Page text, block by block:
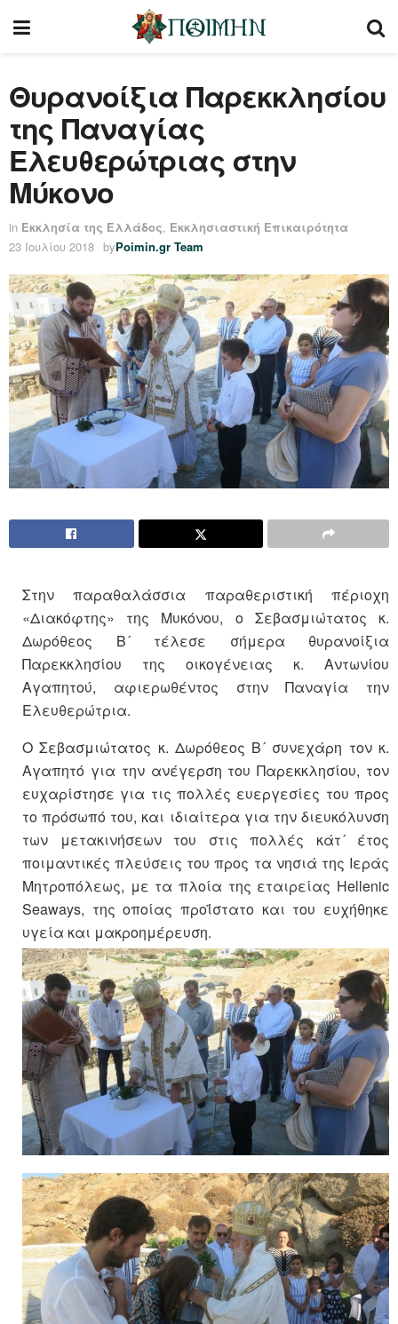
Θυρανοίξια Παρεκκλησίου
της Παναγίας
Ελευθερώτριας στην
Μύκονο
in Εκκλησία της Ελλάδος, Εκκλησιαστική Επικαιρότητα
23 Ιουλίου 2018 byPoimin.gr Team
Στην παραθαλάσσια παραθεριστική πέριοχη
«Διακόφτης» της Μυκόνου, ο Σεβασμιώτατος κ.
Δωρόθεος Β´ τέλεσε σήμερα θυρανοίξια
Παρεκκλησίου της οικογένειας κ. Αντωνίου
Αγαπητού, αφιερωθέντος στην Παναγία την
Ελευθερώτρια.
Ο Σεβασμιώτατος κ. Δωρόθεος Β´ συνεχάρη τον κ.
Αγαπητό για την ανέγερση του Παρεκκλησίου, τον
ευχαρίστησε για τις πολλές ευεργεσίες του προς
το πρόσωπό του, και ιδιαίτερα για την διευκόλυνση
των μετακινήσεων του στις πολλές κάτ´ έτος
ποιμαντικές πλεύσεις του προς τα νησιά της Ιεράς
Μητροπόλεως, με τα πλοία της εταιρείας Hellenic
Seaways, της οποίας προΐστατο και του ευχήθηκε
υγεία και μακροημέρευση.